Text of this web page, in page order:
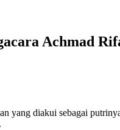
Achmad
yang diakui sebagai